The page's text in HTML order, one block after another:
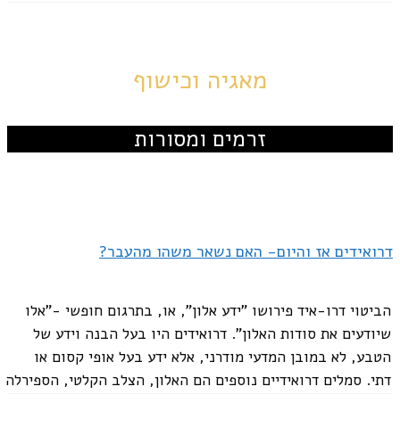
מאגיה וכישוף
זרמים ומסורות
דרואידים אז והיום- האם נשאר משהו מהעבר?
הביטוי דרו-איד פירושו "ידע אלון", או, בתרגום חופשי -"אלו
שיודעים את סודות האלון". דרואידים היו בעל הבנה וידע של
הטבע, לא במובן המדעי מודרני, אלא ידע בעל אופי קסום או
דתי. סמלים דרואידיים נוספים הם האלון, הצלב הקלטי, הספירלה